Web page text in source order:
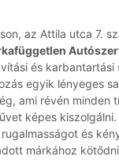
az Attila utca 7.
és
egyik lényeges
ami révén minden
képes
és
márkához